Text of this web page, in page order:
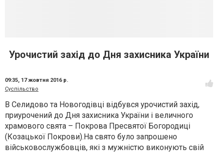
Урочистий захід до Дня захисника України
09:35, 17 жовтня 2016 р.
Суспільство
В Селидово та Новогодівці відбувся урочистий захід,
приурочений до Дня захисника України і величного
храмового свята – Покрова Пресвятої Богородиці
(Козацької Покрови).На свято було запрошено
військовослужбовців, які з мужністю виконують свій